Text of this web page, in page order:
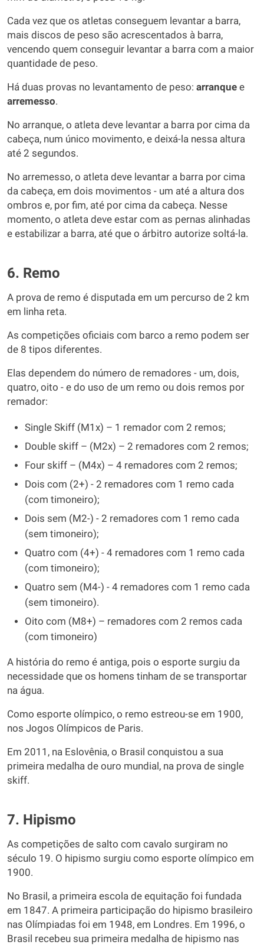
Cada vez que os atletas conseguem levantar a barra,
mais discos de peso são acrescentados à barra,
vencendo quem conseguir levantar a barra com a maior
quantidade de peso.
Há duas provas no levantamento de peso: arranque e
arremesso.
No arranque, o atleta deve levantar a barra por cima da
cabeça, num único movimento, e deixá-la nessa altura
até 2 segundos.
No arremesso, o atleta deve levantar a barra por cima
da cabeça, em dois movimentos - um até a altura dos
ombros e, por fim, até por cima da cabeça. Nesse
momento, o atleta deve estar com as pernas alinhadas
e estabilizar a barra, até que o árbitro autorize soltá-la.
6. Remo
A prova de remo é disputada em um percurso de 2 km
em linha reta.
As competições oficiais com barco a remo podem ser
de 8 tipos diferentes.
Elas dependem do número de remadores - um, dois,
quatro, oito - e do uso de um remo ou dois remos por
remador:
Single Skiff (M1x) – 1 remador com 2 remos;
Double skiff – (M2x) – 2 remadores com 2 remos;
Four skiff – (M4x) – 4 remadores com 2 remos;
Dois com (2+) - 2 remadores com 1 remo cada
(com timoneiro);
Dois sem (M2-) - 2 remadores com 1 remo cada
(sem timoneiro);
Quatro com (4+) - 4 remadores com 1 remo cada
(com timoneiro);
Quatro sem (M4-) - 4 remadores com 1 remo cada
(sem timoneiro).
Oito com (M8+) – remadores com 2 remos cada
(com timoneiro)
A história do remo é antiga, pois o esporte surgiu da
necessidade que os homens tinham de se transportar
na água.
Como esporte olímpico, o remo estreou-se em 1900,
nos Jogos Olímpicos de Paris.
Em 2011, na Eslovênia, o Brasil conquistou a sua
primeira medalha de ouro mundial, na prova de single
skiff.
7. Hipismo
As competições de salto com cavalo surgiram no
século 19. O hipismo surgiu como esporte olímpico em
1900.
No Brasil, a primeira escola de equitação foi fundada
em 1847. A primeira participação do hipismo brasileiro
nas Olímpiadas foi em 1948, em Londres. Em 1996, o
Brasil recebeu sua primeira medalha de hipismo nas